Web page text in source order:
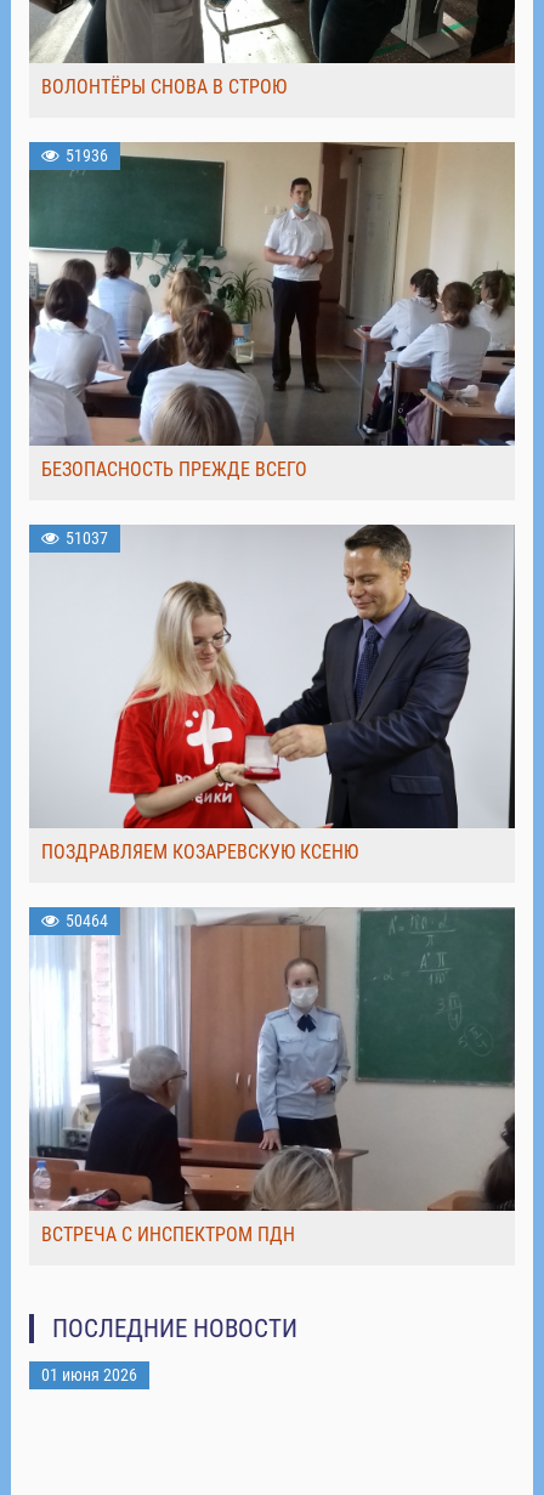
ВОЛОНТЁРЫ СНОВА В СТРОЮ
51936
БЕЗОПАСНОСТЬ ПРЕЖДЕ ВСЕГО
51037
ПОЗДРАВЛЯЕМ КОЗАРЕВСКУЮ КСЕНЮ
50464
ВСТРЕЧА С ИНСПЕКТРОМ ПДН
ПОСЛЕДНИЕ НОВОСТИ
01 июня 2026